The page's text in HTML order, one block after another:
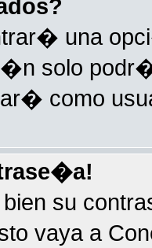
una
solo
como
su
vaya a